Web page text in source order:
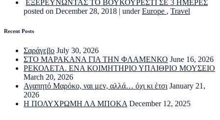
ΕΞΕΡΕΥΝΩΝΤΑΣ ΤΟ ΒΟΥΚΟΥΡΕΣΤΙ ΣΕ 3 ΗΜΕΡΕΣ
posted on December 28, 2018 | underEurope , Travel
Recent Posts
Σαράγεβο July 30, 2026
ΣΤΟ ΜΑΡΑΚΑΝΑ ΓΙΑ ΤΗΝ ΦΛΑΜΕΝΚΟ June 16, 2026
ΡΕΚΟΛΕΤΑ. ΕΝΑ ΚΟΙΜΗΤΗΡΙΟ ΥΠΑΙΘΡΙΟ ΜΟΥΣΕΙΟ
March 20, 2026
Αγαπητό Μαρόκο, ναι μεν, αλλά… όχι κι έτσι January 21,
2026
Η ΠΟΛΥΧΡΩΜΗ ΛΑ ΜΠΟΚΑ December 12, 2025